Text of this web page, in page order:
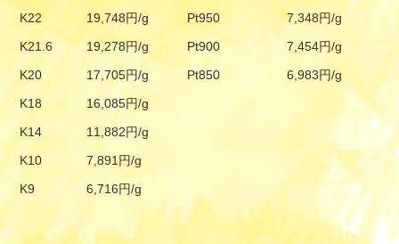
K22
19,748円/g Pt950
7,348円/g
K21.6
19,278円/g Pt900
7,454円/g
K20
17,705円/g Pt850
6,983円/g
K18
16,085円/g
K14
11,882円/g
K10
7,891円/g
K9
6,716円/g